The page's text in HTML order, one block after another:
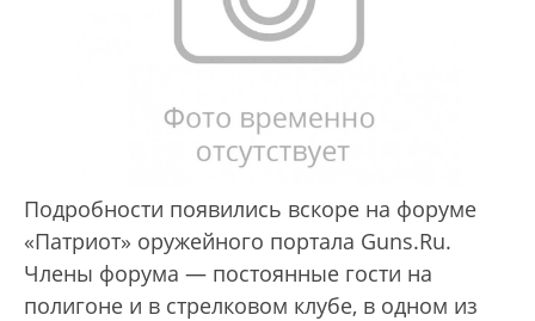
Подробности появились вскоре на форуме
«Патриот» оружейного портала Guns.Ru.
Члены форума — постоянные гости на
полигоне и в стрелковом клубе, в одном из